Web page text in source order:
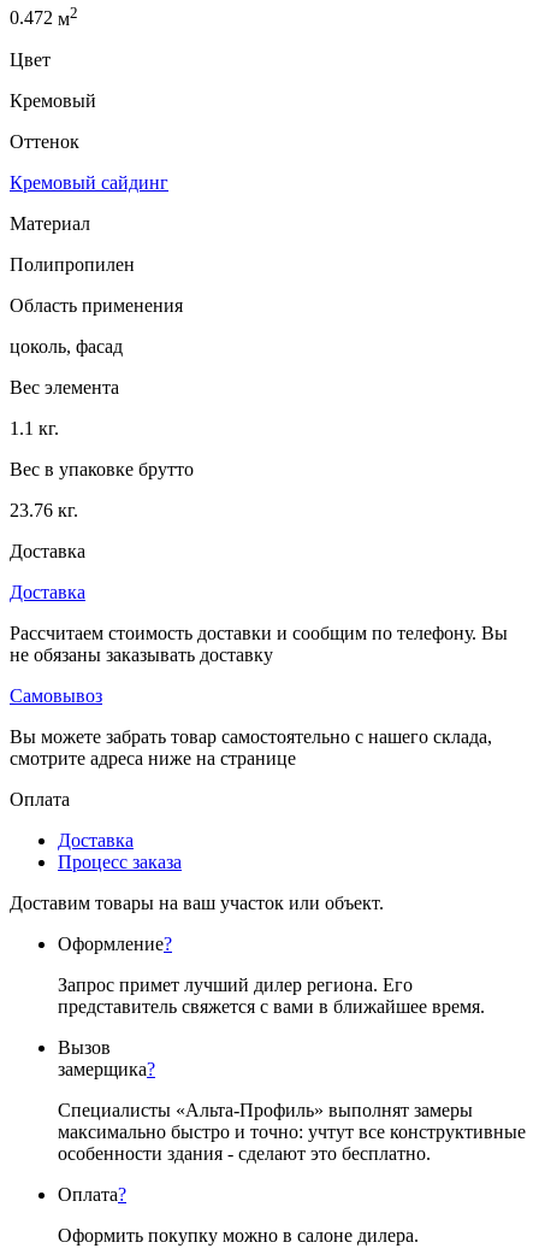
0.472 м2
Цвет
Кремовый
Оттенок
Кремовый сайдинг
Материал
Полипропилен
Область применения
цоколь, фасад
Вес элемента
1.1 кг.
Вес в упаковке брутто
23.76 кг.
Доставка
Доставка
Рассчитаем стоимость доставки и сообщим по телефону. Вы
не обязаны заказывать доставку
Самовывоз
Вы можете забрать товар самостоятельно с нашего склада,
смотрите адреса ниже на странице
Оплата
Доставка
Процесс заказа
Доставим товары на ваш участок или объект.
Оформление?
Запрос примет лучший дилер региона. Его
представитель свяжется с вами в ближайшее время.
Вызов
замерщика?
Специалисты «Альта-Профиль» выполнят замеры
максимально быстро и точно: учтут все конструктивные
особенности здания - сделают это бесплатно.
Оплата?
Оформить покупку можно в салоне дилера.